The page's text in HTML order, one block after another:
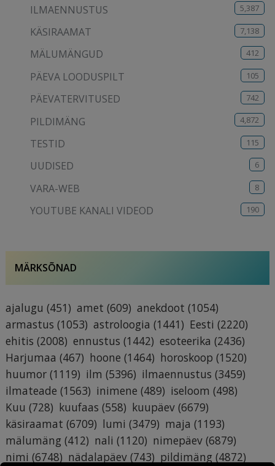
ILMAENNUSTUS 5,387
KÄSIRAAMAT 7,138
MÄLUMÄNGUD 412
PÄEVA LOODUSPILT 105
PÄEVATERVITUSED 742
PILDIMÄNG 4,872
TESTID 115
UUDISED 6
VARA-WEB 8
YOUTUBE KANALI VIDEOD 190
MÄRKSÕNAD
ajalugu (451) amet (609) anekdoot (1054)
armastus (1053) astroloogia (1441) Eesti (2220)
ehitis (2008) ennustus (1442) esoteerika (2436)
Harjumaa (467) hoone (1464) horoskoop (1520)
huumor (1119) ilm (5396) ilmaennustus (3459)
ilmateade (1563) inimene (489) iseloom (498)
Kuu (728) kuufaas (558) kuupäev (6679)
käsiraamat (6709) lumi (3479) maja (1193)
mälumäng (412) nali (1120) nimepäev (6879)
nimi (6748) nädalapäev (743) pildimäng (4872)